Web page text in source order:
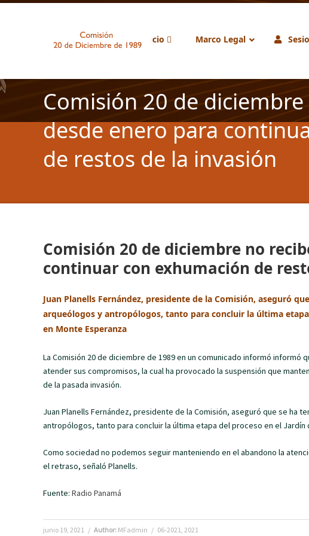
Inicio Marco Legal
Comisión 20 de
desde enero para
de restos de la invasión
Comisión 20 de diciembre no
continuar con exhumación de
Juan Planells Fernández, presidente de la Comisión, aseguró
arqueólogos y antropólogos, tanto para concluir la última
en Monte Esperanza
La Comisión 20 de diciembre de 1989 en un comunicado informó informó
atender sus compromisos, la cual ha provocado la suspensión que
de la pasada invasión.
Juan Planells Fernández, presidente de la Comisión, aseguró que se ha
antropólogos, tanto para concluir la última etapa del proceso en el Jardín
Como sociedad no podemos seguir manteniendo en el abandono la
el retraso, señaló Planells.
Fuente: Radio Panamá
junio 19, 2021 / Author: MFadmin / 06-2021, 2021